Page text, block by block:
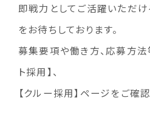
即戦力としてご活躍いただけ
をお待ちしております。
募集要項や働き方、応募方法
ト採用】、
【クルー採用】ページをご確認